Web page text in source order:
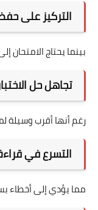
التركيز على
بينما يحتاج
تجاهل حل
رغم أنها أقرب وسيلة
التسرع في
مما يؤدي إلى أخطاء